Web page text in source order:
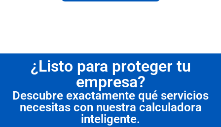
¿Listo para proteger tu
empresa?
Descubre exactamente qué servicios
necesitas con nuestra calculadora
inteligente.